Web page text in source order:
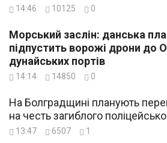
14:46 10125 0
Морський заслін: данська
підпустить ворожі дрони до
дунайських портів
14:14 14850 0
На Болградщині планують
на честь загиблого
13:47 6507 1